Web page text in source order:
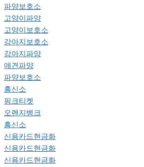
파양보호소
고양이파양
고양이보호소
강아지보호소
강아지파양
애견파양
파양보호소
흥신소
핑크티켓
오렌지뱅크
흥신소
신용카드현금화
신용카드현금화
신용카드현금화